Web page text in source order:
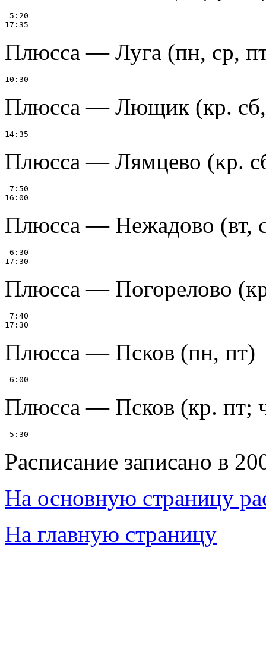
5:20
Плюсса — Луга (пн, ср,
Плюсса — Лющик (кр. сб,
Плюсса — Лямцево (кр.
7:50
Плюсса — Нежадово (вт,
6:30
Плюсса — Погорелово
7:40
Плюсса — Псков (пн, пт)
Плюсса — Псков (кр. пт;
Расписание записано в
На основную страницу
На главную страницу